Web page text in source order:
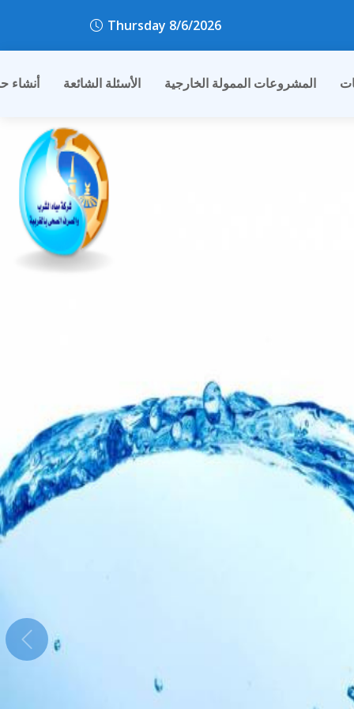
Thursday 8/6/2026
المشروعات الممولة الخارجية الأسئلة الشائعة أنشاء